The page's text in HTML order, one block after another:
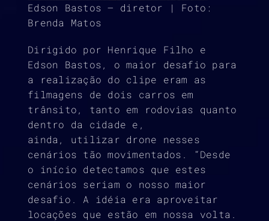
Edson Bastos – diretor | Foto:
Brenda Matos
Dirigido por Henrique Filho e
Edson Bastos, o maior desafio para
a realização do clipe eram as
filmagens de dois carros em
trânsito, tanto em rodovias quanto
dentro da cidade e,
ainda, utilizar drone nesses
cenários tão movimentados. “Desde
o início detectamos que estes
cenários seriam o nosso maior
desafio. A idéia era aproveitar
locações que estão em nossa volta.